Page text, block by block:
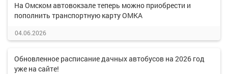
На Омском автовокзале теперь можно приобрести и
пополнить транспортную карту ОМКА
04.06.2026
Обновленное расписание дачных автобусов на 2026 год
уже на сайте!